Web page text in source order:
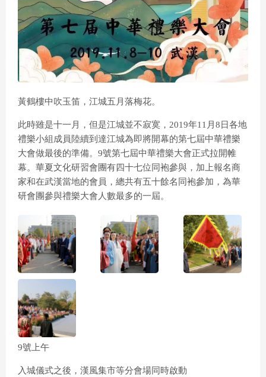
黃鶴樓中吹玉笛，江城五月落梅花。
此時雖是十一月，但是江城並不寂寞，2019年11月8日各地
禮樂小組成員陸續到達江城為即將開幕的第七屆中華禮樂
大會做最後的準備。9號第七屆中華禮樂大會正式拉開帷
幕。華夏文化研習會團有四十七位同袍參與，加上報名商
家和在武漢當地的會員，總共有五十餘名同袍參加，為華
研會團參與禮樂大會人數最多的一屆。
9號上午
入城儀式之後，漢風集市等分會場同時啟動